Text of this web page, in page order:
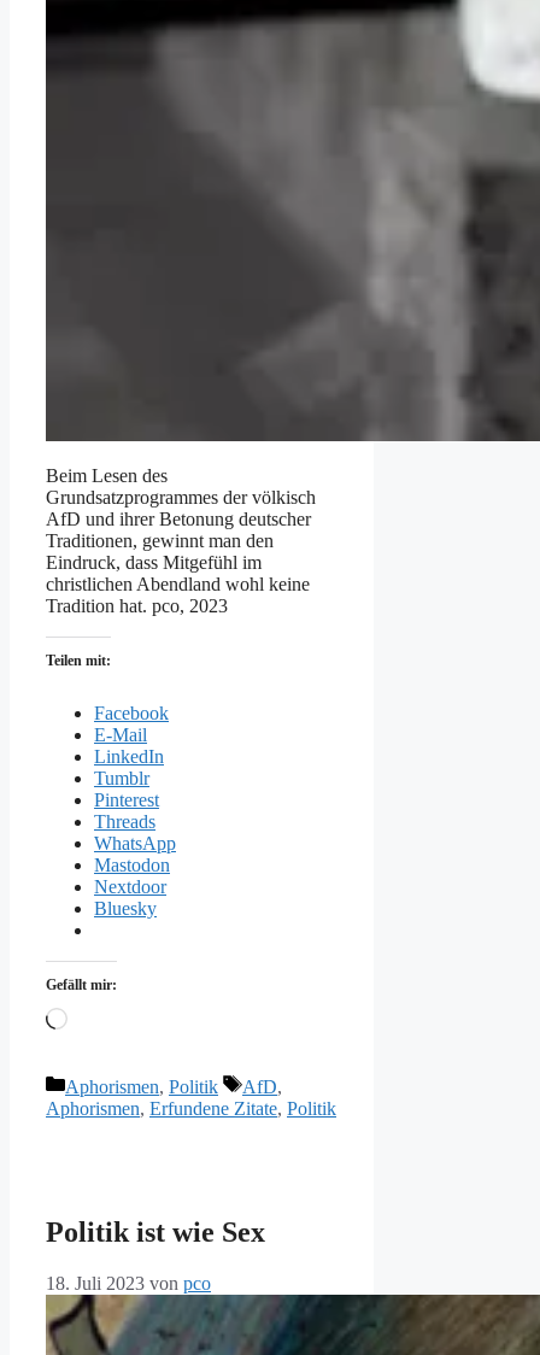
Beim Lesen des
Grundsatzprogrammes der völkisch
AfD und ihrer Betonung deutscher
Traditionen, gewinnt man den
Eindruck, dass Mitgefühl im
christlichen Abendland wohl keine
Tradition hat. pco, 2023
Teilen mit:
Facebook
E-Mail
LinkedIn
Tumblr
Pinterest
Threads
WhatsApp
Mastodon
Nextdoor
Bluesky
Gefällt mir:
Wird
Kategorien
Aphorismen, Politik Schlagwörter
AfD,
Aphorismen, Erfundene Zitate, Politik
Politik ist wie Sex
18. Juli 2023 von pco